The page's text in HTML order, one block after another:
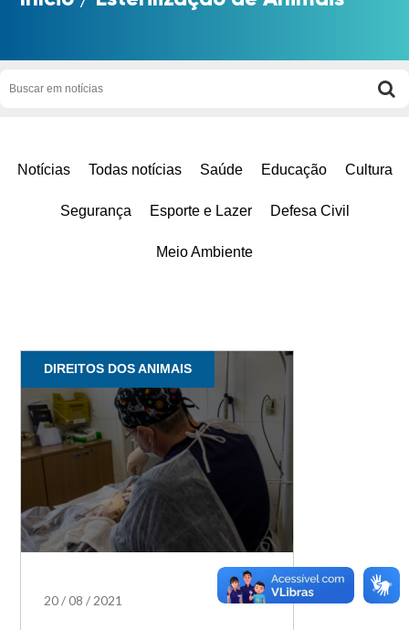
Notícias Todas notícias Saúde Educação Cultura
Segurança Esporte e Lazer Defesa Civil
Meio Ambiente
DIREITOS DOS ANIMAIS
20 /08 /2021